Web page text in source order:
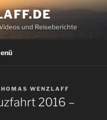
und Reiseberichte
WENZLAFF
2016 –